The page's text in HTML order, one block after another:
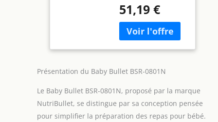
d'ingrédients frais
pour la nourriture
de votre bébé
51,19 €
Présentation du Baby Bullet BSR-0801N
Le Baby Bullet BSR-0801N, proposé par la marque
NutriBullet, se distingue par sa conception pensée
pour simplifier la préparation des repas pour bébé.